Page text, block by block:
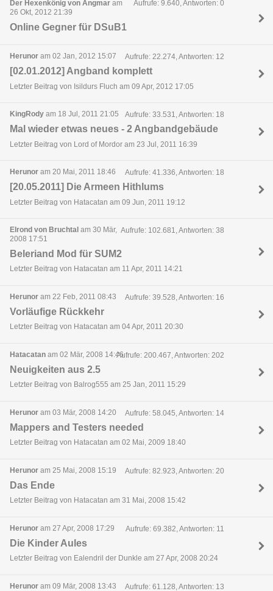
Der Hexenkönig von Angmar am
26 Okt, 2012 21:39
Aufrufe: 9.640, Antworten: 0
Online Gegner für DSuB1
Herunor am 02 Jan, 2012 15:07 Aufrufe: 22.274, Antworten: 12
[02.01.2012] Angband komplett
Letzter Beitrag von Isildurs Fluch am 09 Apr, 2012 17:05
KingRody am 18 Jul, 2011 21:05 Aufrufe: 33.531, Antworten: 18
Mal wieder etwas neues - 2 Angbandgebäude
Letzter Beitrag von Lord of Mordor am 23 Jul, 2011 16:39
Herunor am 20 Mai, 2011 18:46 Aufrufe: 41.336, Antworten: 18
[20.05.2011] Die Armeen Hithlums
Letzter Beitrag von Hatacatan am 09 Jun, 2011 19:12
Elrond von Bruchtal am 30 Mär,
2008 17:51
Aufrufe: 102.681, Antworten: 38
Beleriand Mod für SUM2
Letzter Beitrag von Hatacatan am 11 Apr, 2011 14:21
Herunor am 22 Feb, 2011 08:43 Aufrufe: 39.528, Antworten: 16
Vorläufige Rückkehr
Letzter Beitrag von Hatacatan am 04 Apr, 2011 20:30
Hatacatan am 02 Mär, 2008 14:46Aufrufe: 200.467, Antworten: 202
Neuigkeiten aus 2.5
Letzter Beitrag von Balrog555 am 25 Jan, 2011 15:29
Herunor am 03 Mär, 2008 14:20 Aufrufe: 58.045, Antworten: 14
Mappers and Testers needed
Letzter Beitrag von Hatacatan am 02 Mai, 2009 18:40
Herunor am 25 Mai, 2008 15:19 Aufrufe: 82.923, Antworten: 20
Das Ende
Letzter Beitrag von Hatacatan am 31 Mai, 2008 15:42
Herunor am 27 Apr, 2008 17:29 Aufrufe: 69.382, Antworten: 11
Die Kinder Aules
Letzter Beitrag von Ealendril der Dunkle am 27 Apr, 2008 20:24
Herunor am 09 Mär, 2008 13:43 Aufrufe: 61.128, Antworten: 13